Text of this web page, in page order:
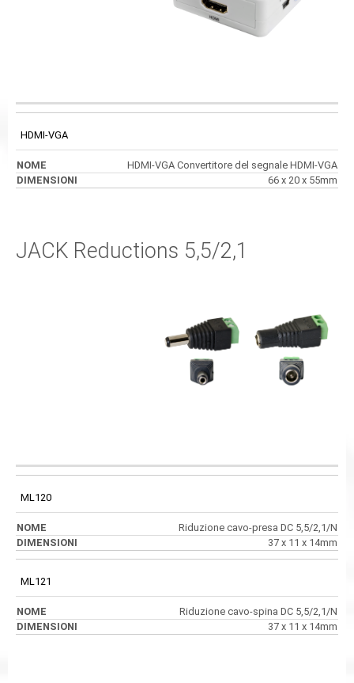
CODICE NOME DIMENSIONI
HDMI-VGA
HDMI-VGA Convertitore del segnale HDMI-VGA
66 x 20 x 55mm
JACK Reductions 5,5/2,1
CODICE NOME DIMENSIONI
ML120
Riduzione cavo-presa DC 5,5/2,1/N
37 x 11 x 14mm
ML121
Riduzione cavo-spina DC 5,5/2,1/N
37 x 11 x 14mm